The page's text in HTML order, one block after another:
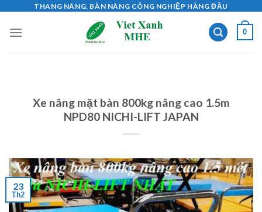
content
THANG NÂNG, BÀN NÂNG CÔNG NGHIỆP HÀNG ĐẦU
0
Xe nâng mặt bàn 800kg nâng cao 1.5m
NPD80 NICHI-LIFT JAPAN
23
Th2